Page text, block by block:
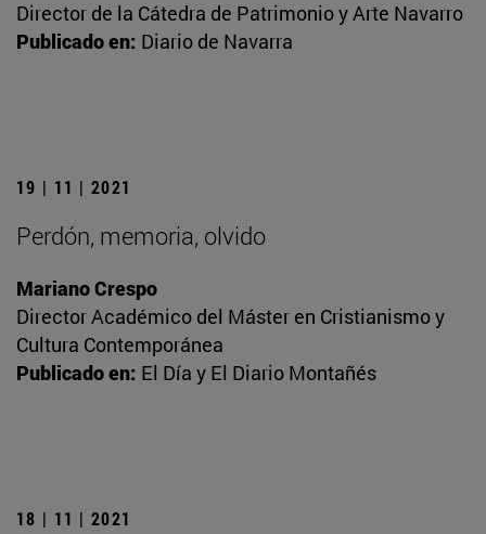
Director de la Cátedra de Patrimonio y Arte Navarro
Publicado en: Diario de Navarra
19 | 11 | 2021
Perdón, memoria, olvido
Mariano Crespo
Director Académico del Máster en Cristianismo y
Cultura Contemporánea
Publicado en: El Día y El Diario Montañés
18 | 11 | 2021